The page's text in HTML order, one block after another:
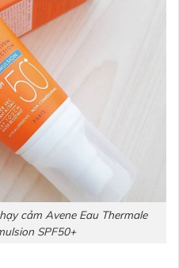
cảm Avene Eau Thermale
SPF50+